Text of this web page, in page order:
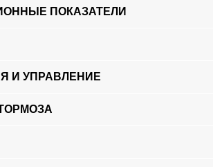
ПОКАЗАТЕЛИ
И УПРАВЛЕНИЕ